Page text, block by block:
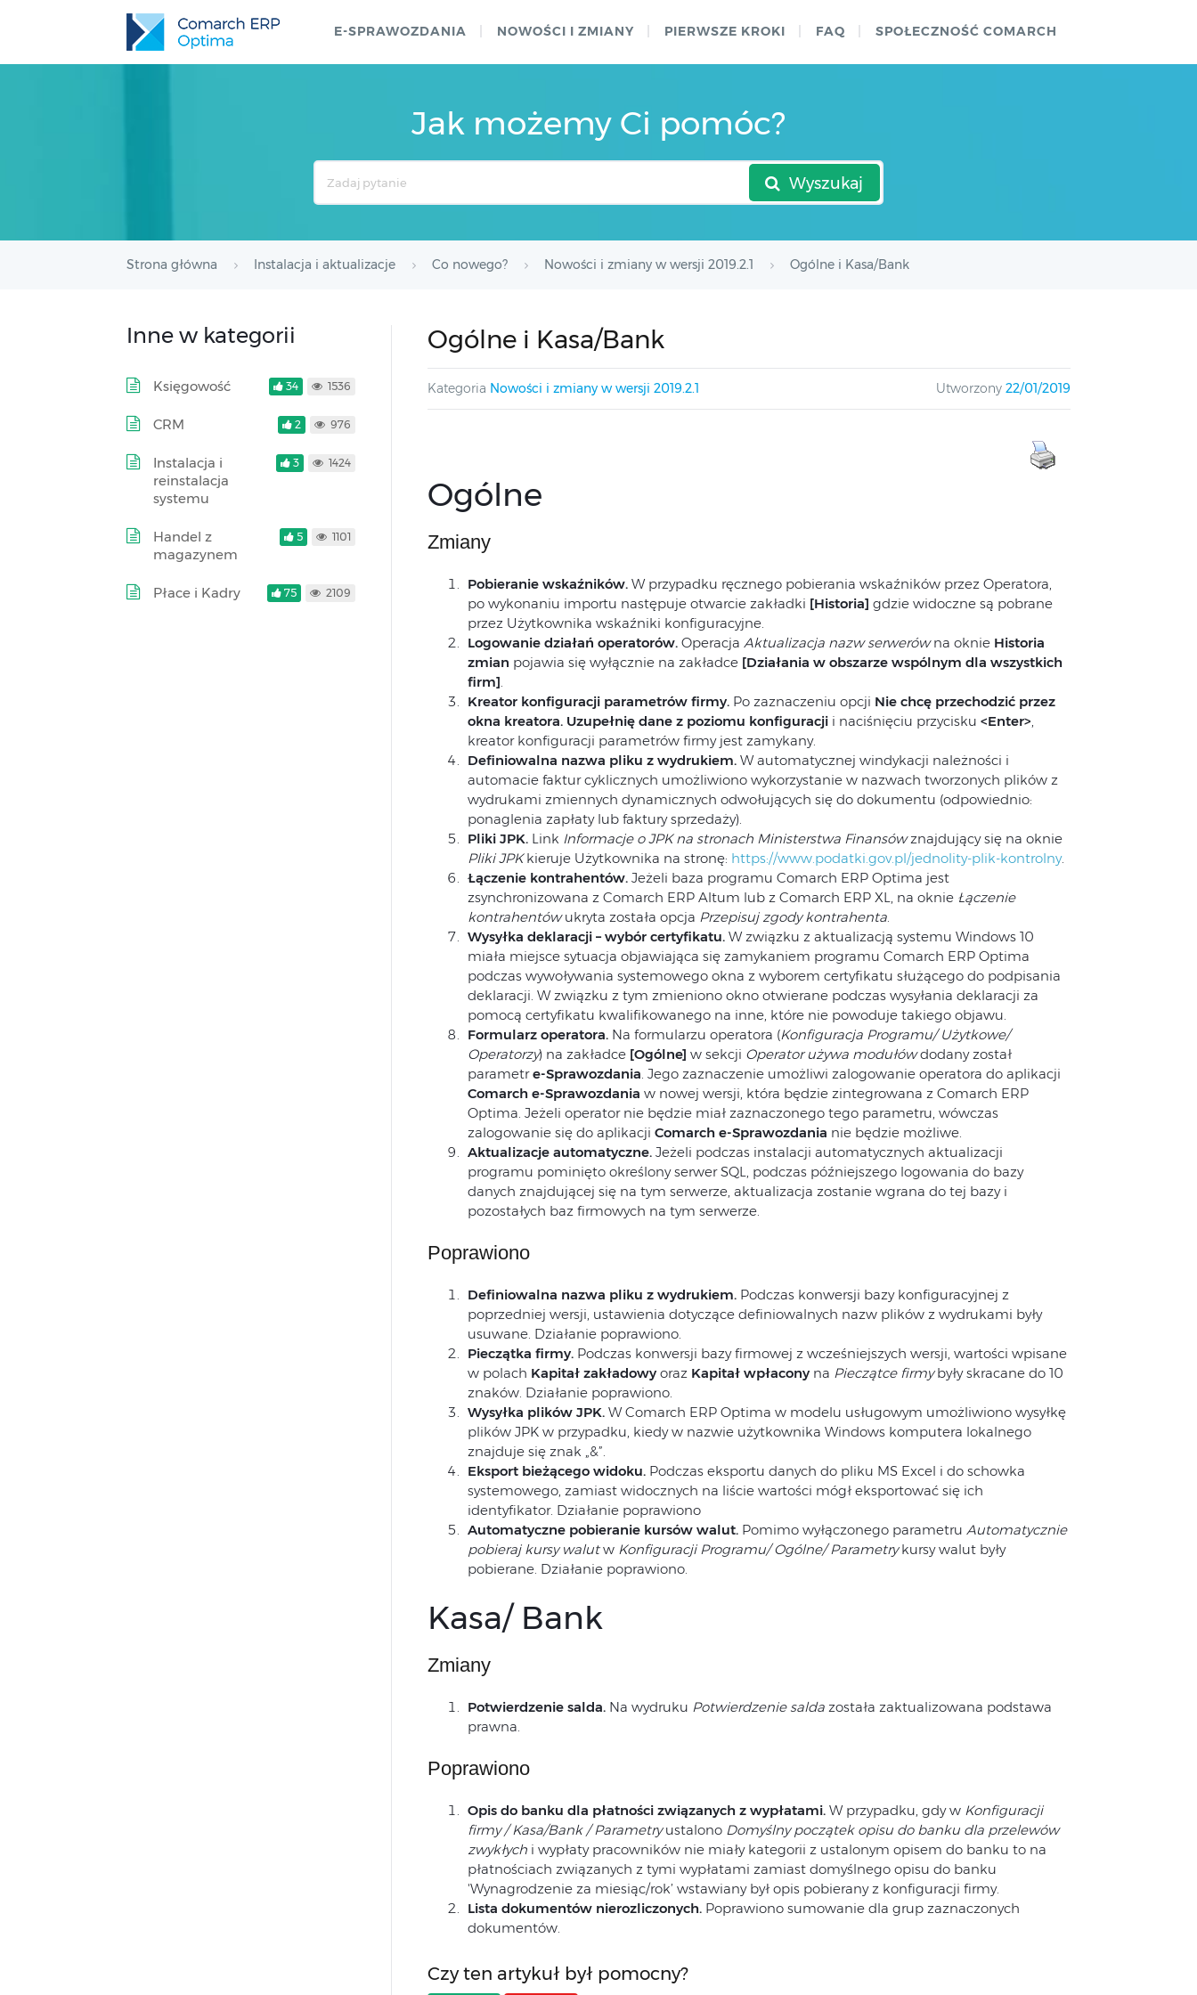
E-SPRAWOZDANIA NOWOŚCI I ZMIANY PIERWSZE KROKI FAQ SPOŁECZNOŚĆ COMARCH
Jak możemy Ci pomóc?
Wyszukaj
Strona główna Instalacja i aktualizacje Co nowego? Nowości i zmiany w wersji 2019.2.1 Ogólne i Kasa/Bank
Ogólne i Kasa/Bank
Kategoria Nowości i zmiany w wersji 2019.2.1 Utworzony 22/01/2019
Ogólne
Zmiany
Pobieranie wskaźników.W przypadku ręcznego pobierania wskaźników przez Operatora,
po wykonaniu importu następuje otwarcie zakładki [Historia] gdzie widoczne są pobrane
przez Użytkownika wskaźniki konfiguracyjne.
Logowanie działań operatorów.Operacja Aktualizacja nazw serwerówna oknie Historia
zmian pojawia się wyłącznie na zakładce [Działania w obszarze wspólnym dla wszystkich
firm].
Kreator konfiguracji parametrów firmy.Po zaznaczeniu opcji Nie chcę przechodzić przez
okna kreatora. Uzupełnię dane z poziomu konfiguracjii naciśnięciu przycisku <Enter>,
kreator konfiguracji parametrów firmy jest zamykany.
Definiowalna nazwa pliku z wydrukiem. W automatycznej windykacji należności i
automacie faktur cyklicznych umożliwiono wykorzystanie w nazwach tworzonych plików z
wydrukami zmiennych dynamicznych odwołujących się do dokumentu (odpowiednio:
ponaglenia zapłaty lub faktury sprzedaży).
Pliki JPK.Link Informacje o JPK na stronach Ministerstwa Finansówznajdujący się na oknie
Pliki JPKkieruje Użytkownika na stronę: https://www.podatki.gov.pl/jednolity-plik-kontrolny.
Łączenie kontrahentów.Jeżeli baza programu Comarch ERP Optima jest
zsynchronizowana z Comarch ERP Altum lub z Comarch ERP XL, na oknie Łączenie
kontrahentówukryta została opcja Przepisuj zgody kontrahenta.
Wysyłka deklaracji – wybór certyfikatu.W związku z aktualizacją systemu Windows 10
miała miejsce sytuacja objawiająca się zamykaniem programu Comarch ERP Optima
podczas wywoływania systemowego okna z wyborem certyfikatu służącego do podpisania
deklaracji. W związku z tym zmieniono okno otwierane podczas wysyłania deklaracji za
pomocą certyfikatu kwalifikowanego na inne, które nie powoduje takiego objawu.
Formularz operatora.Na formularzu operatora (Konfiguracja Programu/ Użytkowe/
Operatorzy) na zakładce [Ogólne] w sekcji Operator używa modułówdodany został
parametre-Sprawozdania. Jego zaznaczenie umożliwi zalogowanie operatora do aplikacji
Comarch e-Sprawozdania w nowej wersji, która będzie zintegrowana z Comarch ERP
Optima. Jeżeli operator nie będzie miał zaznaczonego tego parametru, wówczas
zalogowanie się do aplikacji Comarch e-Sprawozdania nie będzie możliwe.
Aktualizacje automatyczne.Jeżeli podczas instalacji automatycznych aktualizacji
programu pominięto określony serwer SQL, podczas późniejszego logowania do bazy
danych znajdującej się na tym serwerze, aktualizacja zostanie wgrana do tej bazy i
pozostałych baz firmowych na tym serwerze.
Poprawiono
Definiowalna nazwa pliku z wydrukiem. Podczas konwersji bazy konfiguracyjnej z
poprzedniej wersji, ustawienia dotyczące definiowalnych nazw plików z wydrukami były
usuwane. Działanie poprawiono.
Pieczątka firmy.Podczas konwersji bazy firmowej z wcześniejszych wersji, wartości wpisane
w polach Kapitał zakładowyoraz Kapitał wpłaconyna Pieczątce firmybyły skracane do 10
znaków. Działanie poprawiono.
Wysyłka plików JPK.W Comarch ERP Optima w modelu usługowym umożliwiono wysyłkę
plików JPK w przypadku, kiedy w nazwie użytkownika Windows komputera lokalnego
znajduje się znak „&”.
Eksport bieżącego widoku.Podczas eksportu danych do pliku MS Excel i do schowka
systemowego, zamiast widocznych na liście wartości mógł eksportować się ich
identyfikator. Działanie poprawiono
Automatyczne pobieranie kursów walut.Pomimo wyłączonego parametru Automatycznie
pobieraj kursy walutw Konfiguracji Programu/ Ogólne/ Parametrykursy walut były
pobierane. Działanie poprawiono.
Kasa/ Bank
Zmiany
Potwierdzenie salda.Na wydruku Potwierdzenie saldazostała zaktualizowana podstawa
prawna.
Poprawiono
Opis do banku dla płatności związanych z wypłatami.W przypadku, gdy w Konfiguracji
firmy / Kasa/Bank / Parametryustalono Domyślny początek opisu do banku dla przelewów
zwykłychi wypłaty pracowników nie miały kategorii z ustalonym opisem do banku to na
płatnościach związanych z tymi wypłatami zamiast domyślnego opisu do banku
'Wynagrodzenie za miesiąc/rok’ wstawiany był opis pobierany z konfiguracji firmy.
Lista dokumentów nierozliczonych.Poprawiono sumowanie dla grup zaznaczonych
dokumentów.
Czy ten artykuł był pomocny?
Inne w kategorii
Księgowość 34 1536
CRM 2 976
Instalacja i
reinstalacja
systemu
3 1424
Handel z
magazynem
5 1101
Płace i Kadry 75 2109